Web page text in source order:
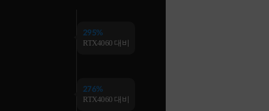
295%
RTX4060 대비
276%
RTX4060 대비